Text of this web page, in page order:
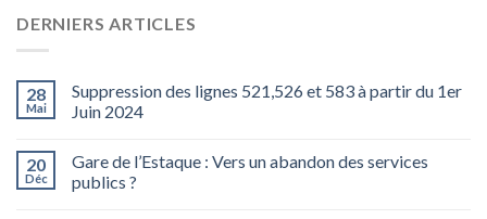
DERNIERS ARTICLES
28
Mai
Suppression des lignes 521,526 et 583 à partir du 1er
Juin 2024
20
Déc
Gare de l’Estaque : Vers un abandon des services
publics ?